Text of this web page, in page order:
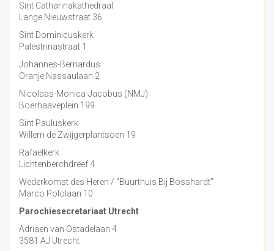
Sint Catharinakathedraal
Lange Nieuwstraat 36
Sint Dominicuskerk
Palestrinastraat 1
Johannes-Bernardus
Oranje Nassaulaan 2
Nicolaas-Monica-Jacobus (NMJ)
Boerhaaveplein 199
Sint Pauluskerk
Willem de Zwijgerplantsoen 19
Rafaëlkerk
Lichtenberchdreef 4
Wederkomst des Heren / “Buurthuis Bij Bosshardt”
Marco Pololaan 10
Parochiesecretariaat Utrecht
Adriaen van Ostadelaan 4
3581 AJ Utrecht